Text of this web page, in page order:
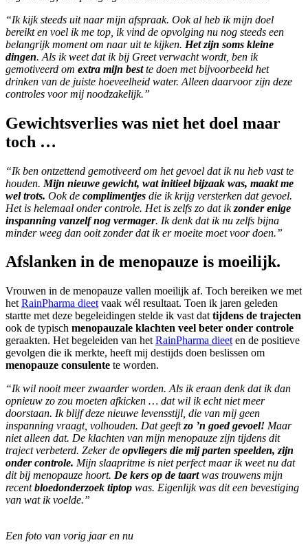
“Ik kijk steeds uit naar mijn afspraak. Ook al heb ik mijn doel
bereikt en voel ik me top, ik vind de opvolging nu nog steeds een
belangrijk moment om naar uit te kijken. Het zijn soms kleine
dingen. Als ik weet dat ik bij Greet verwacht wordt, ben ik
gemotiveerd om extra mijn bestte doen met bijvoorbeeld het
drinken van de juiste hoeveelheid water. Alleen daarvoor zijn deze
controles voor mij noodzakelijk.”
Gewichtsverlies was niet het doel maar
toch …
“Ik ben ontzettend gemotiveerd om het gevoel dat ik nu heb vast te
houden. Mijn nieuwe gewicht, wat initieel bijzaak was, maakt me
wel trots. Ook de complimentjes die ik krijg versterken dat gevoel.
Het is helemaal onder controle. Het is zelfs zo dat ikzonder enige
inspanning vanzelf nog vermager. Ik denk dat ik nu zelfs bijna
minder weeg dan ooit zonder dat ik er moeite moet voor doen.”
Afslanken in de menopauze is moeilijk.
Vrouwen in de menopauze vallen moeilijk af. Toch bereiken we met
het RainPharma dieet vaak wél resultaat. Toen ik jaren geleden
startte met deze begeleidingen stelde ik vast dat tijdens de trajecten
ook de typisch menopauzale klachten veel beter onder controle
geraakten. Het begeleiden van het RainPharma dieet en de positieve
gevolgen die ik merkte, heeft mij destijds doen beslissen om
menopauze consulente te worden.
“Ik wil nooit meer zwaarder worden. Als ik eraan denk dat ik dan
opnieuw zo zou moeten afkicken … dat wil ik echt niet meer
doorstaan. Ik blijf deze nieuwe levensstijl, die van mij geen
inspanning vraagt, volhouden. Dat geeftzo ’n goed gevoel! Maar
niet alleen dat. De klachten van mijn menopauze zijn tijdens dit
traject verbeterd. Zeker de opvliegers die mij parten speelden, zijn
onder controle. Mijn slaapritme is niet perfect maar ik weet nu dat
dit bij menopauze hoort. De kers op de taartwas trouwens mijn
recentbloedonderzoek tiptop was. Eigenlijk was dit een bevestiging
van wat ik voelde.”
Een foto van vorig jaar en nu